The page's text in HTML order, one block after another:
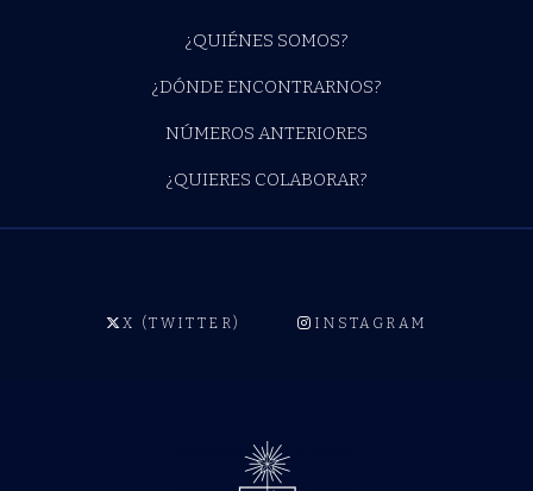
¿QUIÉNES SOMOS?
¿DÓNDE ENCONTRARNOS?
NÚMEROS ANTERIORES
¿QUIERES COLABORAR?
X (TWITTER) INSTAGRAM